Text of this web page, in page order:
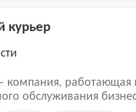
курьер
работающая
обслуживания